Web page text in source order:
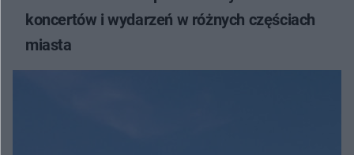
koncertów i wydarzeń w różnych częściach
miasta